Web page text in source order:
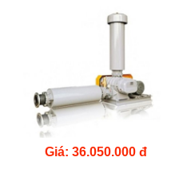
Giá: 36.050.000 đ